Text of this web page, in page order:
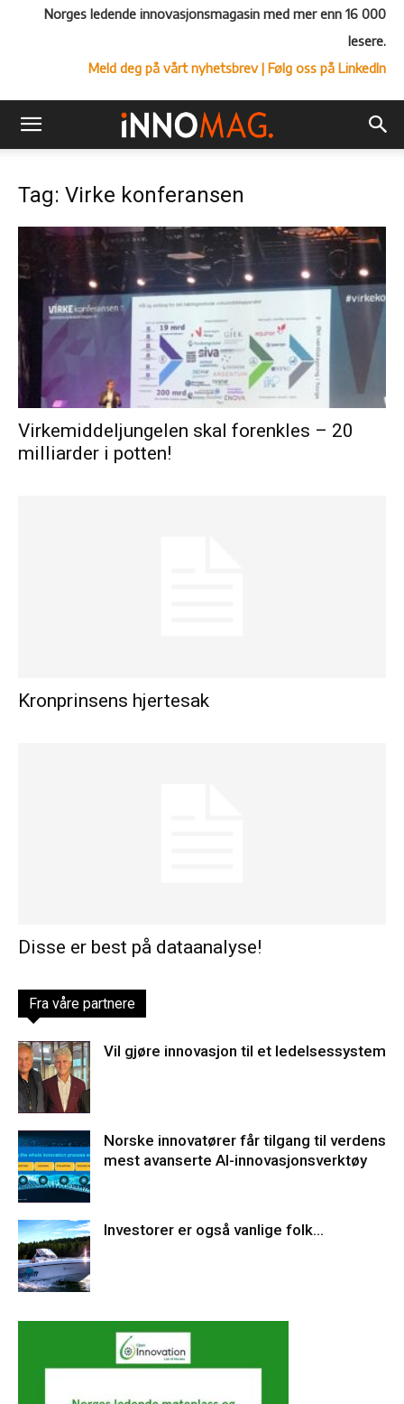
Norges ledende innovasjonsmagasin med mer enn 16 000
lesere.
Meld deg på vårt nyhetsbrev| Følg oss på LinkedIn
Tag: Virke konferansen
Virkemiddeljungelen skal forenkles – 20
milliarder i potten!
Kronprinsens hjertesak
Disse er best på dataanalyse!
Fra våre partnere
Vil gjøre innovasjon til et ledelsessystem
Norske innovatører får tilgang til verdens
mest avanserte AI-innovasjonsverktøy
Investorer er også vanlige folk…